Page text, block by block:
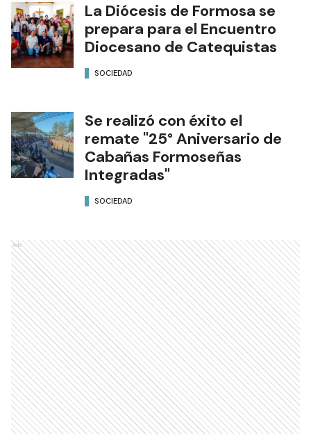
La Diócesis de Formosa se
prepara para el Encuentro
Diocesano de Catequistas
SOCIEDAD
Se realizó con éxito el
remate "25° Aniversario de
Cabañas Formoseñas
Integradas"
SOCIEDAD
Ads